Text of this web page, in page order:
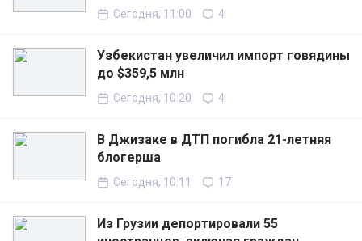
Сегодня, 11:00 4
Узбекистан увеличил импорт говядины
до $359,5 млн
Сегодня, 10:20 4
В Джизаке в ДТП погибла 21-летняя
блогерша
Сегодня, 10:11 17
Из Грузии депортировали 55